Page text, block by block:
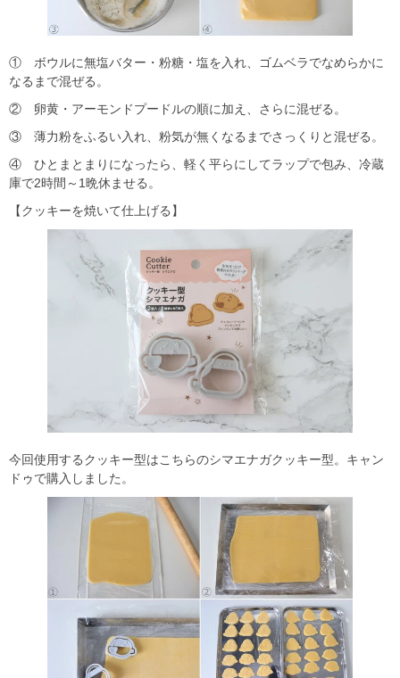
① ボウルに無塩バター・粉糖・塩を入れ、ゴムベラでなめらかに
なるまで混ぜる。
② 卵黄・アーモンドプードルの順に加え、さらに混ぜる。
③ 薄力粉をふるい入れ、粉気が無くなるまでさっくりと混ぜる。
④ ひとまとまりになったら、軽く平らにしてラップで包み、冷蔵
庫で2時間～1晩休ませる。
【クッキーを焼いて仕上げる】
今回使用するクッキー型はこちらのシマエナガクッキー型。キャン
ドゥで購入しました。